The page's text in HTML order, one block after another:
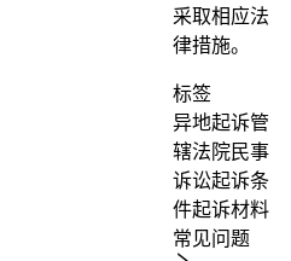
采取相应法
律措施。
标签
异地起诉管
辖法院民事
诉讼起诉条
件起诉材料
常见问题